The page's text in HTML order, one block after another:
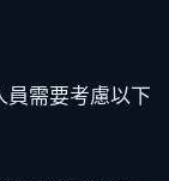
需要考慮以下